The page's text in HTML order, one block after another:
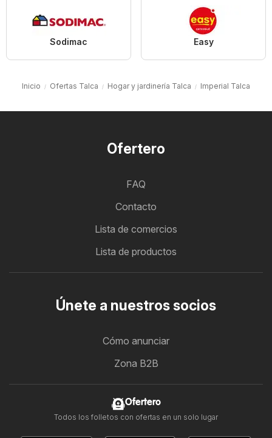
Sodimac Easy
Inicio Ofertas Talca Hogar y jardinería Talca Imperial Talca
Ofertero
FAQ
Contacto
Lista de comercios
Lista de productos
Únete a nuestros socios
Cómo anunciar
Zona B2B
Ofertero
Todos los folletos con ofertas en un solo lugar